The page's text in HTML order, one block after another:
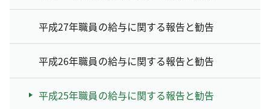
平成27年職員の給与に関する報告と勧告
平成26年職員の給与に関する報告と勧告
平成25年職員の給与に関する報告と勧告